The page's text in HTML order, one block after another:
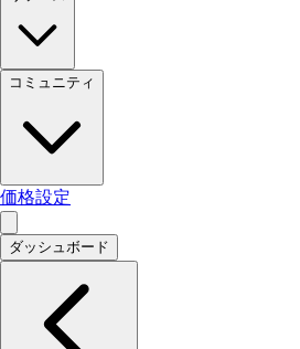
コミュニティ
価格設定
ダッシュボード